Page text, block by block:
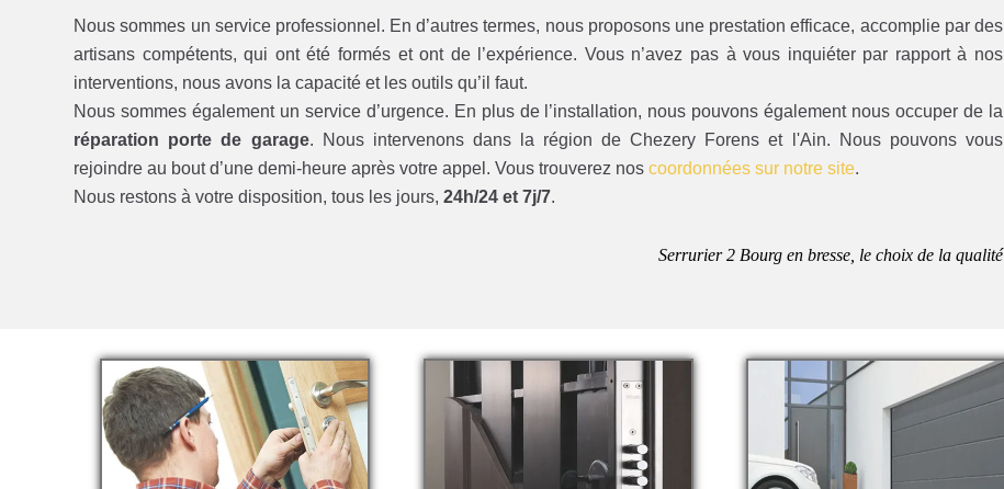
Nous sommes un service professionnel. En d’autres termes, nous proposons une prestation efficace, accomplie par des
artisans compétents, qui ont été formés et ont de l’expérience. Vous n’avez pas à vous inquiéter par rapport à nos
interventions, nous avons la capacité et les outils qu’il faut.
Nous sommes également un service d’urgence. En plus de l’installation, nous pouvons également nous occuper de la
réparation porte de garage. Nous intervenons dans la région de Chezery Forens et l'Ain. Nous pouvons vous
rejoindre au bout d’une demi-heure après votre appel. Vous trouverez noscoordonnées sur notre site.
Nous restons à votre disposition, tous les jours,24h/24 et 7j/7.
Serrurier 2 Bourg en bresse, le choix de la qualité